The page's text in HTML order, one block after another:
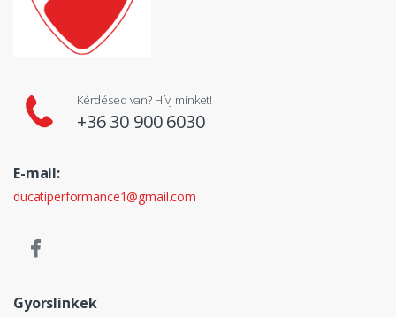
Kérdésed van? Hívj minket!
+36 30 900 6030
E-mail:
ducatiperformance1@gmail.com
Gyorslinkek